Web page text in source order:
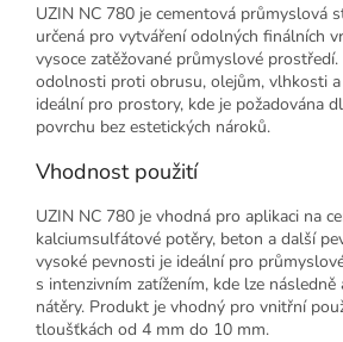
UZIN NC 780 je cementová průmyslová
určená pro vytváření odolných finálních
vysoce zatěžované průmyslové
odolnosti proti obrusu, olejům, vlhkosti
ideální pro prostory, kde je požadována
povrchu bez estetických nároků.
Vhodnost použití
UZIN NC 780 je vhodná pro aplikaci na
kalciumsulfátové potěry, beton a další
vysoké pevnosti je ideální pro
s intenzivním zatížením, kde lze
nátěry. Produkt je vhodný pro vnitřní
tloušťkách od 4 mm do 10 mm.